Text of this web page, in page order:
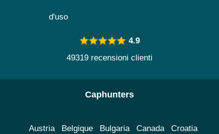
d'uso
4.9
49319 recensioni clienti
Caphunters
Austria Belgique Bulgaria Canada Croatia